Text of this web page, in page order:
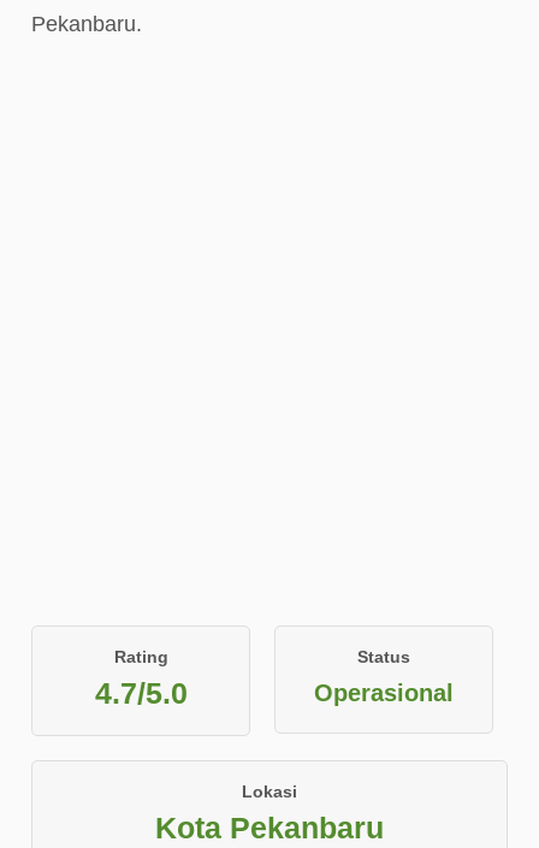
Pekanbaru.
Rating
4.7/5.0
Status
Operasional
Lokasi
Kota Pekanbaru